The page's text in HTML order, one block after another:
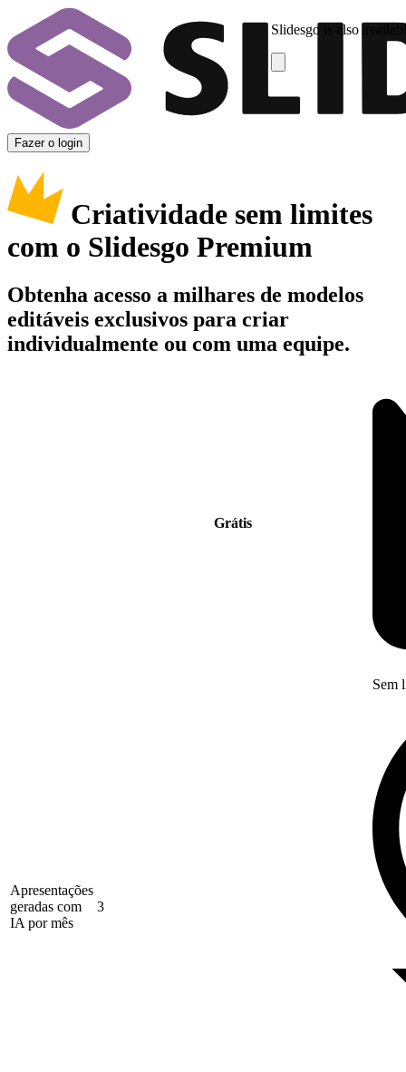
Slidesgo is also
Fazer o login
Criatividade sem limites
com o Slidesgo Premium
Obtenha acesso a milhares de modelos
editáveis exclusivos para criar
individualmente ou com uma equipe.
Grátis
Apresentações
geradas com
IA por mês
3
Sem